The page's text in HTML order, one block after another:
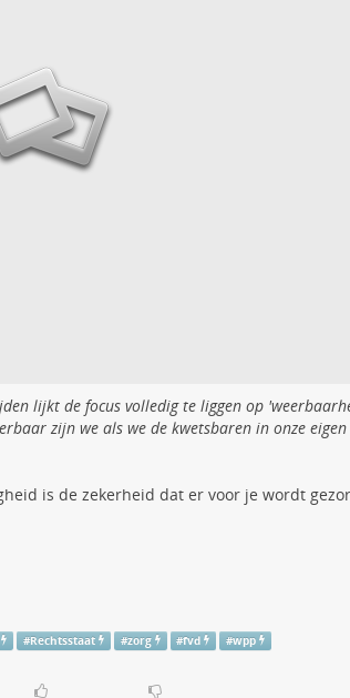
lijkt de focus volledig te liggen op
zijn we als we de kwetsbaren in onze eigen
is de zekerheid dat er voor je wordt
#Rechtsstaat #zorg #fvd #wpp